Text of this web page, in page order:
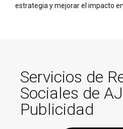
estrategia y mejorar el impacto
Servicios de
Sociales de
Publicidad